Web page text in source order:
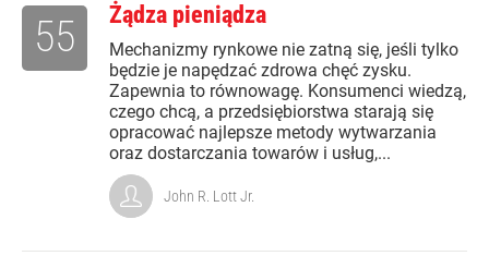
Żądza pieniądza
Mechanizmy rynkowe nie zatną się, jeśli tylko
będzie je napędzać zdrowa chęć zysku.
Zapewnia to równowagę. Konsumenci wiedzą,
czego chcą, a przedsiębiorstwa starają się
opracować najlepsze metody wytwarzania
oraz dostarczania towarów i usług,...
55
John R. Lott Jr.